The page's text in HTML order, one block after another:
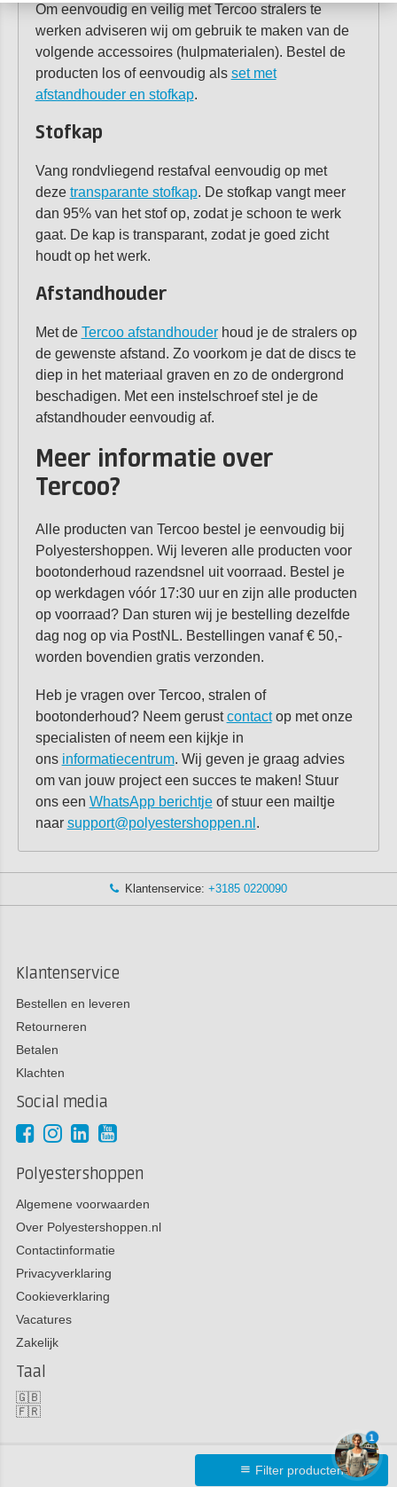
Filter producten
Om eenvoudig en veilig met Tercoo stralers te
werken adviseren wij om gebruik te maken van de
volgende accessoires (hulpmaterialen). Bestel de
producten los of eenvoudig als set met
afstandhouder en stofkap.
Stofkap
Vang rondvliegend restafval eenvoudig op met
deze transparante stofkap. De stofkap vangt meer
dan 95% van het stof op, zodat je schoon te werk
gaat. De kap is transparant, zodat je goed zicht
houdt op het werk.
Afstandhouder
Met de Tercoo afstandhouderhoud je de stralers op
de gewenste afstand. Zo voorkom je dat de discs te
diep in het materiaal graven en zo de ondergrond
beschadigen. Met een instelschroef stel je de
afstandhouder eenvoudig af.
Meer informatie over
Tercoo?
Alle producten van Tercoo bestel je eenvoudig bij
Polyestershoppen. Wij leveren alle producten voor
bootonderhoud razendsnel uit voorraad. Bestel je
op werkdagen vóór 17:30 uur en zijn alle producten
op voorraad? Dan sturen wij je bestelling dezelfde
dag nog op via PostNL. Bestellingen vanaf € 50,-
worden bovendien gratis verzonden.
Heb je vragen over Tercoo, stralen of
bootonderhoud? Neem gerustcontactop met onze
specialisten of neem een kijkje in
ons informatiecentrum. Wij geven je graag advies
om van jouw project een succes te maken! Stuur
ons een WhatsApp berichtjeof stuur een mailtje
naar support@polyestershoppen.nl .
Klantenservice: +3185 0220090
Klantenservice
Bestellen en leveren
Retourneren
Betalen
Klachten
Social media
Polyestershoppen
Algemene voorwaarden
Over Polyestershoppen.nl
Contactinformatie
Privacyverklaring
Cookieverklaring
Vacatures
Zakelijk
Taal
🇬🇧
🇫🇷
Copyright 2026 Polyestershoppen bv
1